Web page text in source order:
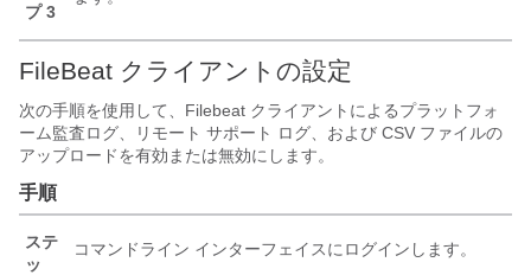
プ 3
FileBeat クライアントの設定
次の手順を使用して、Filebeat クライアントによるプラットフォ
ーム監査ログ、リモート サポート ログ、および CSV ファイルの
アップロードを有効または無効にします。
手順
ステ
ッ
コマンドライン インターフェイスにログインします。